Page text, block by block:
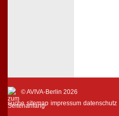
© AVIVA-Berlin 2026
suche sitemap impressum datenschutz